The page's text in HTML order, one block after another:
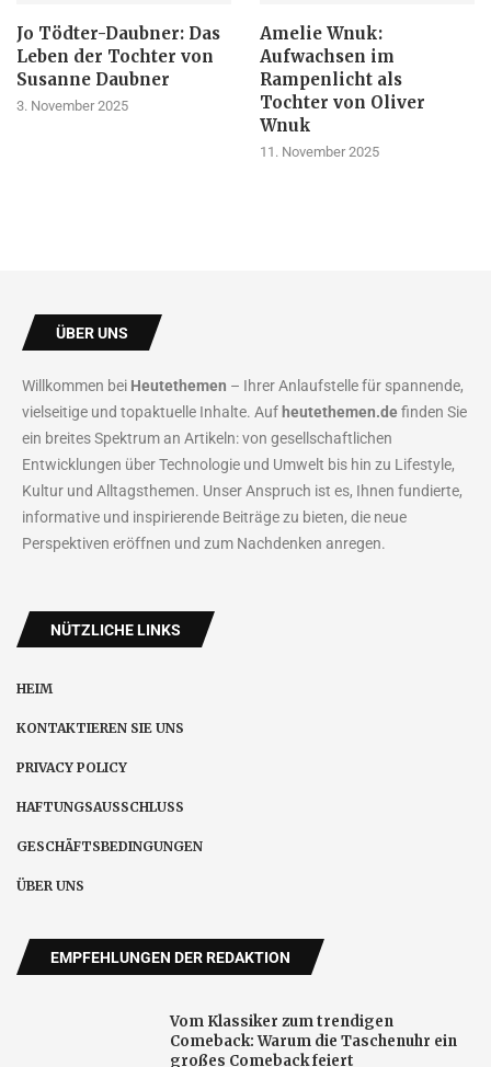
Jo Tödter-Daubner: Das
Leben der Tochter von
Susanne Daubner
3. November 2025
Amelie Wnuk:
Aufwachsen im
Rampenlicht als
Tochter von Oliver
Wnuk
11. November 2025
ÜBER UNS
Willkommen bei Heutethemen – Ihrer Anlaufstelle für spannende,
vielseitige und topaktuelle Inhalte. Aufheutethemen.definden Sie
ein breites Spektrum an Artikeln: von gesellschaftlichen
Entwicklungen über Technologie und Umwelt bis hin zu Lifestyle,
Kultur und Alltagsthemen. Unser Anspruch ist es, Ihnen fundierte,
informative und inspirierende Beiträge zu bieten, die neue
Perspektiven eröffnen und zum Nachdenken anregen.
NÜTZLICHE LINKS
HEIM
KONTAKTIEREN SIE UNS
PRIVACY POLICY
HAFTUNGSAUSSCHLUSS
GESCHÄFTSBEDINGUNGEN
ÜBER UNS
EMPFEHLUNGEN DER REDAKTION
Vom Klassiker zum trendigen
Comeback: Warum die Taschenuhr ein
großes Comeback feiert